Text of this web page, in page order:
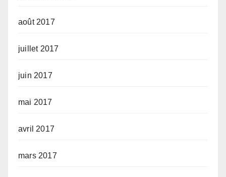
août 2017
juillet 2017
juin 2017
mai 2017
avril 2017
mars 2017